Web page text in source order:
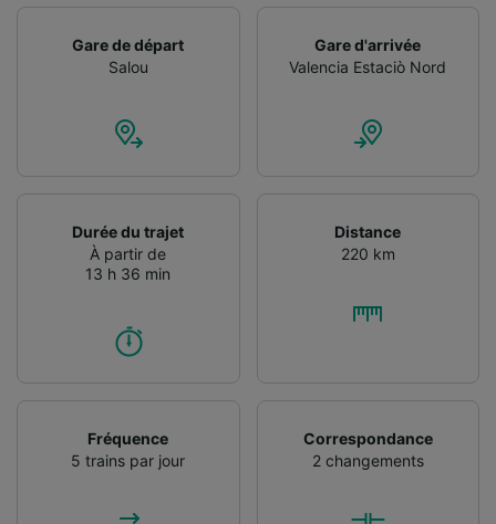
Gare de départ
Salou
Gare d'arrivée
Valencia Estaciò Nord
Durée du trajet
À partir de
13 h 36 min
Distance
220 km
Fréquence
5 trains par jour
Correspondance
2 changements